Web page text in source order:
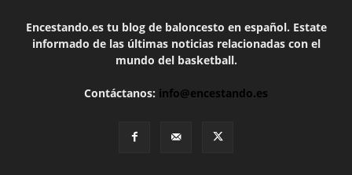
Encestando.es tu blog de baloncesto en español. Estate
informado de las últimas noticias relacionadas con el
mundo del basketball.
Contáctanos: info@encestando.es